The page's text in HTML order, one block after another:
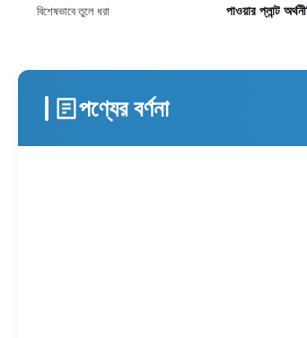
বিশেষভাবে তুলে ধরা
পাওয়ার প্লান্ট
পণ্যের বর্ণনা